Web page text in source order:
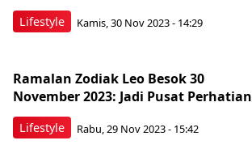
Lifestyle Kamis, 30 Nov 2023 - 14:29
Lifestyle
Ramalan Zodiak Leo Besok 30
November 2023: Jadi Pusat Perhatian
Rabu, 29 Nov 2023 - 15:42